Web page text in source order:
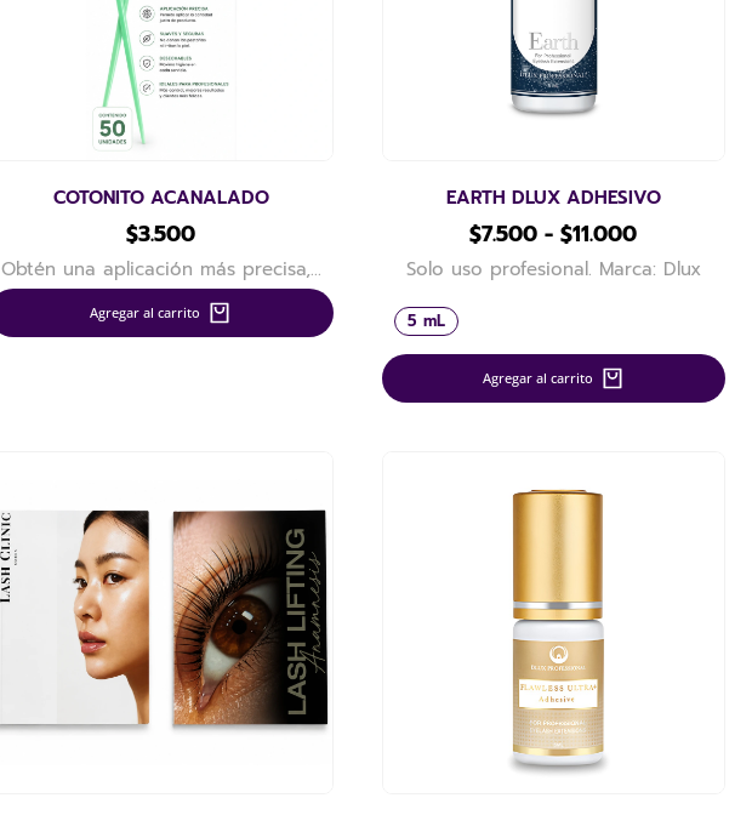
COTONITO ACANALADO
$3.500
Obtén una aplicación más precisa,…
Agregar al carrito 5 mL
EARTH DLUX ADHESIVO
$7.500 - $11.000
Solo uso profesional. Marca: Dlux
Agregar al carrito